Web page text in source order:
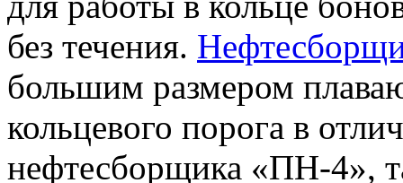
без течения.
большим размером
кольцевого порога в
нефтесборщика «ПН-4»,